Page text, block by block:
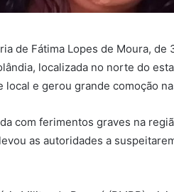
de Fátima Lopes de Moura,
localizada no norte do
local e gerou grande comoção
com ferimentos graves na
as autoridades a